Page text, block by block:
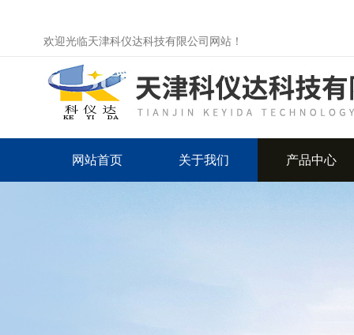
欢迎光临天津科仪达科技有限公司网站！
网站首页 关于我们 产品中心